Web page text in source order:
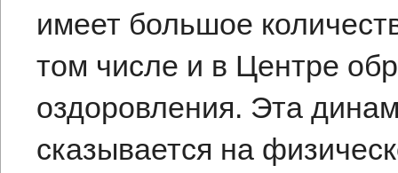
имеет большое
том числе и в Центре
оздоровления. Эта
сказывается на